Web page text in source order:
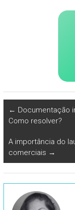
← Documentação
Como resolver?
A importância do
comerciais →